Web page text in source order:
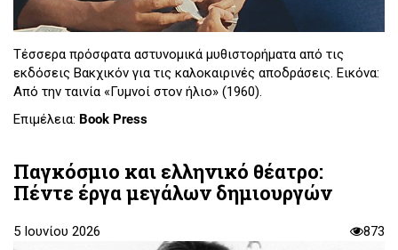
Τέσσερα πρόσφατα αστυνομικά μυθιστορήματα από τις
εκδόσεις Βακχικόν για τις καλοκαιρινές αποδράσεις. Εικόνα:
Από την ταινία «Γυμνοί στον ήλιο» (1960).
Επιμέλεια: Book Press
Παγκόσμιο και ελληνικό θέατρο:
Πέντε έργα μεγάλων δημιουργών
5 Ιουνίου 2026 873